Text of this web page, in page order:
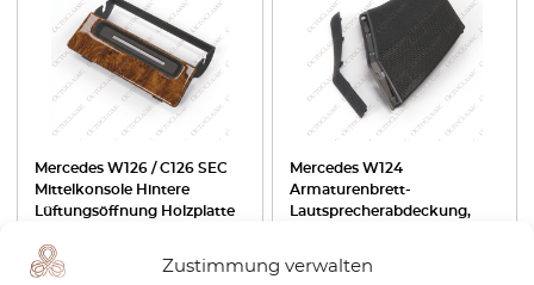
Zustimmung verwalten
Mercedes W126 / C126 SEC
Mittelkonsole Hintere
Lüftungsöffnung Holzplatte
A1268300013
Mercedes W124
Armaturenbrett-
Lautsprecherabdeckung,
/ A1246802039 +